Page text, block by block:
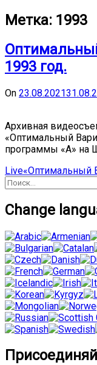
Метка: 1993
1993 год.
On 23.08.2021
Архивная
«Оптимальный
программы «А» на
Live«Оптимальный
Найти:
Change